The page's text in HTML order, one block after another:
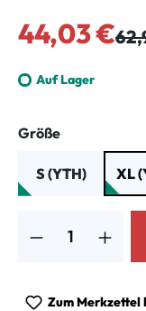
Verkaufspreis:
44,03 €
Auf Lager
Größeauswählen
S (YTH) XL
Zum Merkzettel